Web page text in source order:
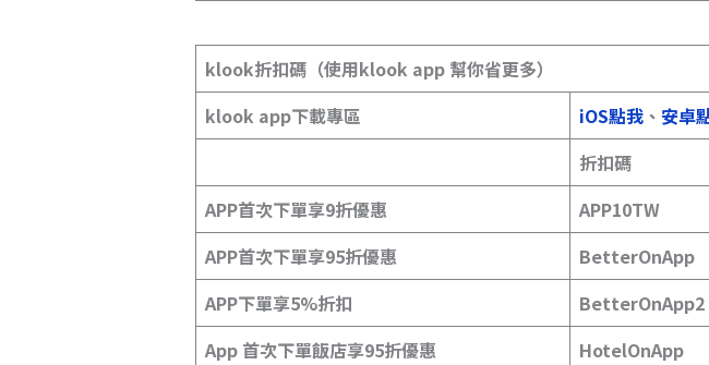
klook折扣碼（使用klook app 幫你省更多）
klook app下載專區
iOS點我、 安卓
折扣碼
APP首次下單享9折優惠
APP10TW
APP首次下單享95折優惠
BetterOnApp
APP下單享5%折扣
BetterOnApp2
App 首次下單飯店享95折優惠
HotelOnApp